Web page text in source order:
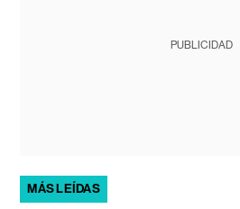
PUBLICIDAD
MÁS LEÍDAS